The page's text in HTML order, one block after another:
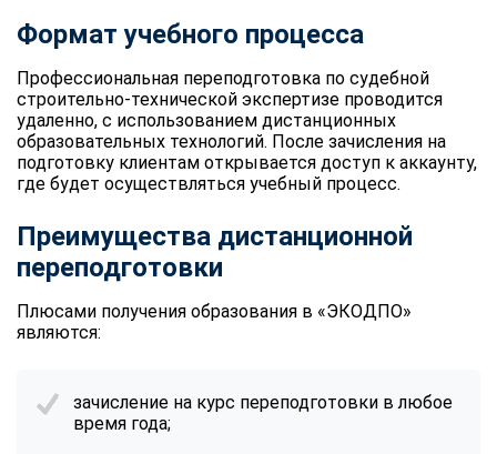
Формат учебного процесса
Профессиональная переподготовка по судебной
строительно-технической экспертизе проводится
удаленно, с использованием дистанционных
образовательных технологий. После зачисления на
подготовку клиентам открывается доступ к аккаунту,
где будет осуществляться учебный процесс.
Преимущества дистанционной
переподготовки
Плюсами получения образования в «ЭКОДПО»
являются:
зачисление на курс переподготовки в любое
время года;